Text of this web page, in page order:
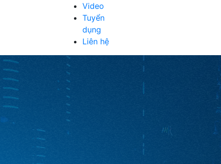
Video
Tuyển
dụng
Liên hệ